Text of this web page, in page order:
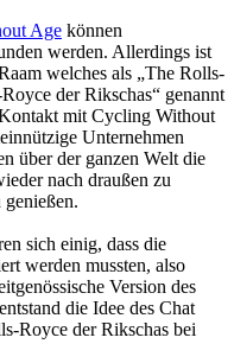
Age können
werden. Allerdings ist
welches als „The Rolls-
der Rikschas“ genannt
mit Cycling Without
Unternehmen
über der ganzen Welt die
nach draußen zu
sich einig, dass die
werden mussten, also
Version des
die Idee des Chat
Royce der Rikschas bei